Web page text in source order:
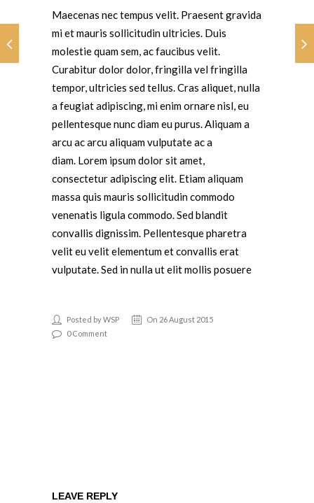
Maecenas nec tempus velit. Praesent gravida
mi et mauris sollicitudin ultricies. Duis
molestie quam sem, ac faucibus velit.
Curabitur dolor dolor, fringilla vel fringilla
tempor, ultricies sed tellus. Cras aliquet, nulla
a feugiat adipiscing, mi enim ornare nisl, eu
pellentesque nunc diam eu purus. Aliquam a
arcu ac arcu aliquam vulputate ac a
diam. Lorem ipsum dolor sit amet,
consectetur adipiscing elit. Etiam aliquam
massa quis mauris sollicitudin commodo
venenatis ligula commodo. Sed blandit
convallis dignissim. Pellentesque pharetra
velit eu velit elementum et convallis erat
vulputate. Sed in nulla ut elit mollis posuere
Posted by WSP
On 26 August 2015
0 Comment
LEAVE REPLY